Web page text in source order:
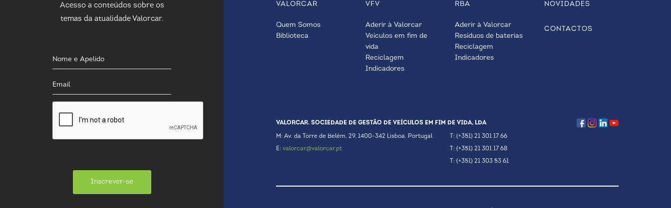
Acesso a conteúdos sobre os
temas da atualidade Valorcar.
Inscrever-se
VALORCAR
Quem Somos
Biblioteca
VFV
Aderir à Valorcar
Veículos em fim de
vida
Reciclagem
Indicadores
RBA
Aderir à Valorcar
Resíduos de baterias
Reciclagem
Indicadores
NOVIDADES
CONTACTOS
VALORCAR. SOCIEDADE DE GESTÃO DE VEÍCULOS EM FIM DE VIDA, LDA
M: Av. da Torre de Belém, 29. 1400-342 Lisboa. Portugal
E: valorcar@valorcar.pt
T: (+351) 21 301 17 66
T: (+351) 21 301 17 68
T: (+351) 21 303 53 61